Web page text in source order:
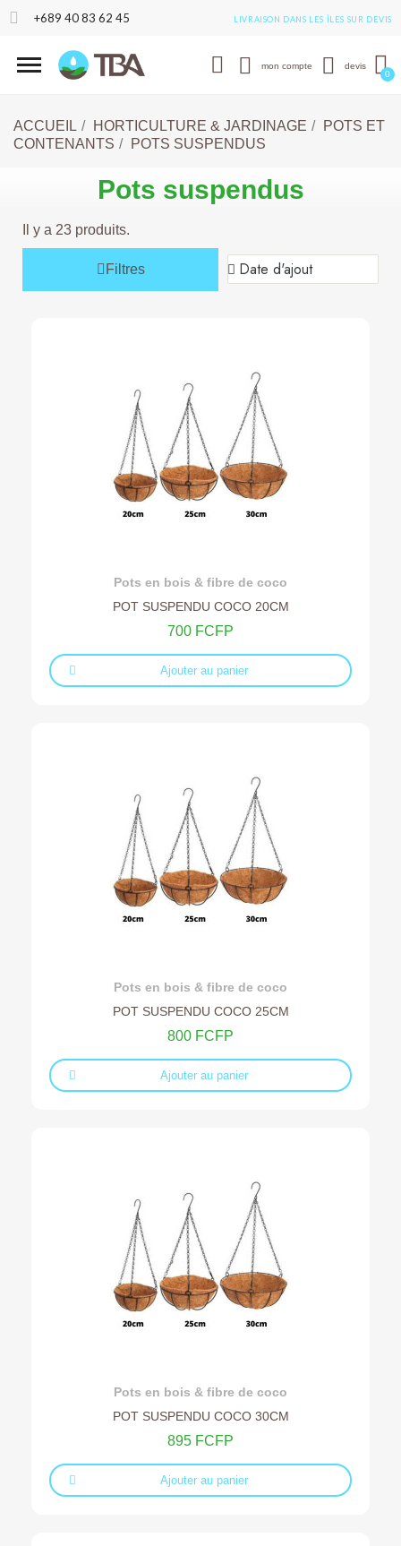
+689 40 83 62 45 LIVRAISON DANS LES ÎLES SUR DEVIS
mon compte devis
ACCUEIL HORTICULTURE & JARDINAGE
POTS ET
CONTENANTS
POTS SUSPENDUS
Pots suspendus
Il y a 23 produits.
Filtres
Ajouter au devis
Pots en bois & fibre de coco
POT SUSPENDU COCO 20CM
700 FCFP
Ajouter au panier
Ajouter au devis
Pots en bois & fibre de coco
POT SUSPENDU COCO 25CM
800 FCFP
Ajouter au panier
Ajouter au devis
Pots en bois & fibre de coco
POT SUSPENDU COCO 30CM
895 FCFP
Ajouter au panier